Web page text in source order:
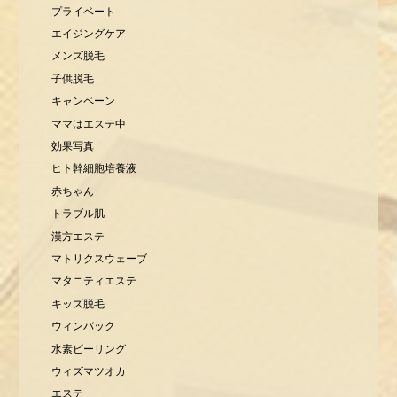
プライベート
エイジングケア
メンズ脱毛
子供脱毛
キャンペーン
ママはエステ中
効果写真
ヒト幹細胞培養液
赤ちゃん
トラブル肌
漢方エステ
マトリクスウェーブ
マタニティエステ
キッズ脱毛
ウィンバック
水素ピーリング
ウィズマツオカ
エステ